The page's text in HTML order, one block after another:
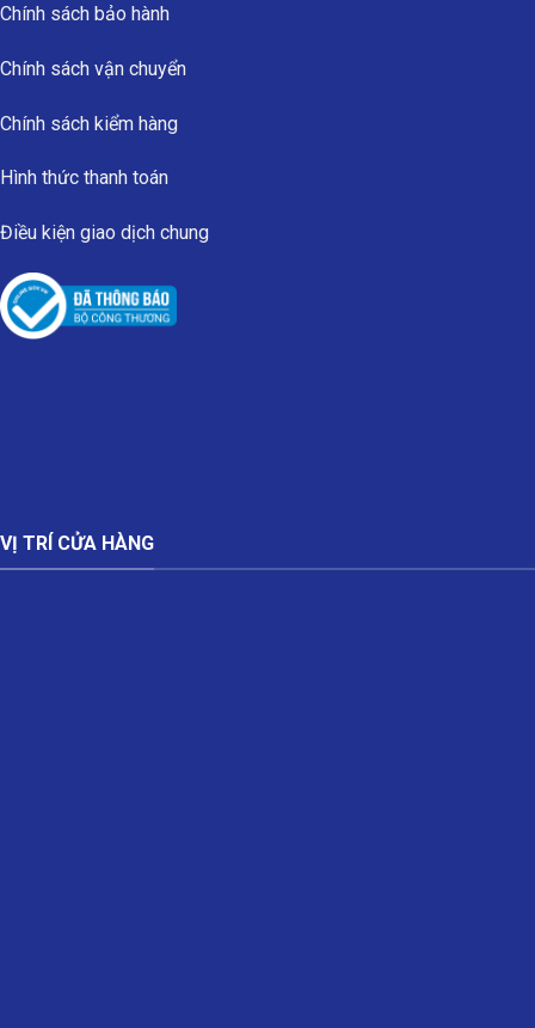
Chính sách bảo hành
Chính sách vận chuyển
Chính sách kiểm hàng
Hình thức thanh toán
Điều kiện giao dịch chung
VỊ TRÍ CỬA HÀNG